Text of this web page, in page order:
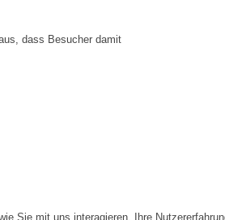
dass Besucher damit
Sie mit uns interagieren, Ihre